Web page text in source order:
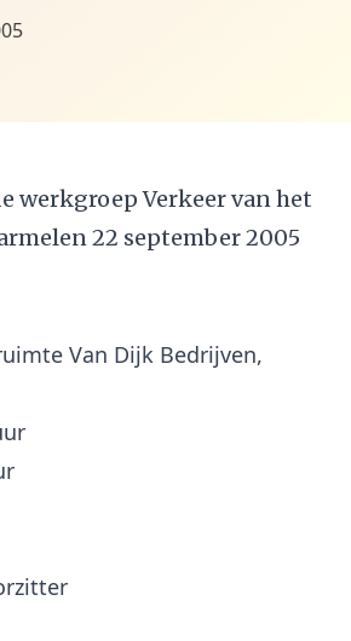
werkgroep Verkeer van het
22 september 2005
Van Dijk Bedrijven,